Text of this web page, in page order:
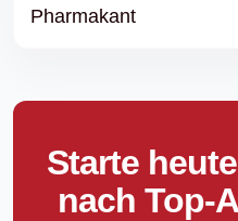
Pharmakant
Starte
nach Top-